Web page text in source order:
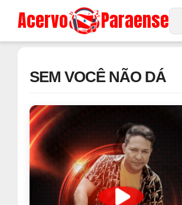
Acervo Paraense
SEM VOCÊ NÃO DÁ